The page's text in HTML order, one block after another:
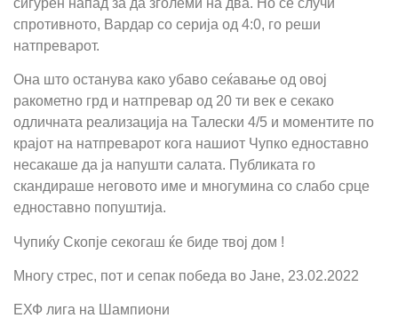
спротивното, Вардар со серија од 4:0, го реши
натпреварот.
Она што останува како убаво сеќавање од овој
ракометно грд и натпревар од 20 ти век е секако
одличната реализација на Талески 4/5 и моментите по
крајот на натпреварот кога нашиот Чупко едноставно
несакаше да ја напушти салата. Публиката го
скандираше неговото име и многумина со слабо срце
едноставно попуштија.
Чупиќу Скопје секогаш ќе биде твој дом !
Многу стрес, пот и сепак победа во Јане, 23.02.2022
ЕХФ лига на Шампиони